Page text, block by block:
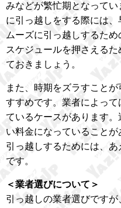
みなどが繁忙期となって
に引っ越しをする際には
ムーズに引っ越しするた
スケジュールを押さえる
ておきましょう。
また、時期をズラすこと
すすめです。業者によっ
ているケースがあります
い料金になっていること
引っ越しするためには、
です。
＜業者選びについて＞
引っ越しの業者選びです